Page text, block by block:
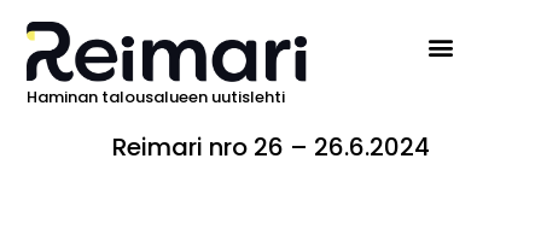
Haminan talousalueen uutislehti
Reimari nro 26 – 26.6.2024